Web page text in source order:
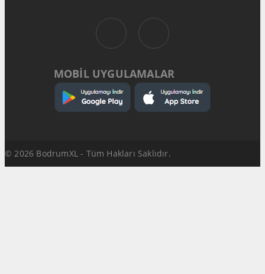
MOBİL UYGULAMALAR
© 2026 BodrumXL - Tüm Hakları Saklıdır.